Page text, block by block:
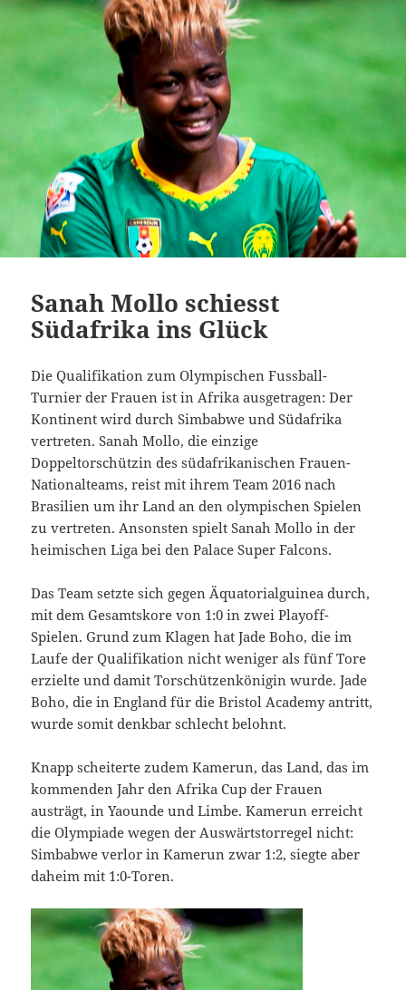
Sanah Mollo schiesst
Südafrika ins Glück
Die Qualifikation zum Olympischen Fussball-
Turnier der Frauen ist in Afrika ausgetragen: Der
Kontinent wird durch Simbabwe und Südafrika
vertreten. Sanah Mollo, die einzige
Doppeltorschützin des südafrikanischen Frauen-
Nationalteams, reist mit ihrem Team 2016 nach
Brasilien um ihr Land an den olympischen Spielen
zu vertreten. Ansonsten spielt Sanah Mollo in der
heimischen Liga bei den Palace Super Falcons.
Das Team setzte sich gegen Äquatorialguinea durch,
mit dem Gesamtskore von 1:0 in zwei Playoff-
Spielen. Grund zum Klagen hat Jade Boho, die im
Laufe der Qualifikation nicht weniger als fünf Tore
erzielte und damit Torschützenkönigin wurde. Jade
Boho, die in England für die Bristol Academy antritt,
wurde somit denkbar schlecht belohnt.
Knapp scheiterte zudem Kamerun, das Land, das im
kommenden Jahr den Afrika Cup der Frauen
austrägt, in Yaounde und Limbe. Kamerun erreicht
die Olympiade wegen der Auswärtstorregel nicht:
Simbabwe verlor in Kamerun zwar 1:2, siegte aber
daheim mit 1:0-Toren.